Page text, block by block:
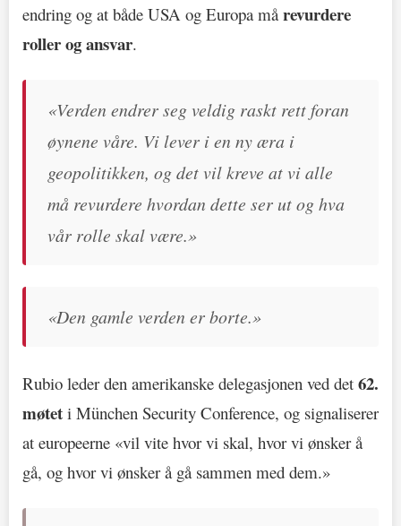
endring og at både USA og Europa mårevurdere
roller og ansvar.
«Verden endrer seg veldig raskt rett foran
øynene våre. Vi lever i en ny æra i
geopolitikken, og det vil kreve at vi alle
må revurdere hvordan dette ser ut og hva
vår rolle skal være.»
«Den gamle verden er borte.»
Rubio leder den amerikanske delegasjonen ved det 62.
møtet i München Security Conference, og signaliserer
at europeerne «vil vite hvor vi skal, hvor vi ønsker å
gå, og hvor vi ønsker å gå sammen med dem.»